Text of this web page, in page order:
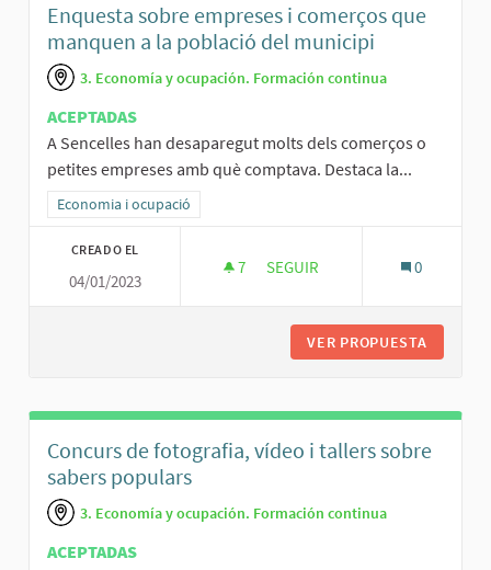
Enquesta sobre empreses i comerços que
manquen a la població del municipi
3. Economía y ocupación. Formación continua
ACEPTADAS
A Sencelles han desaparegut molts dels comerços o
petites empreses amb què comptava. Destaca la...
Resultados al filtrar por la categoría: Economia i ocupació
Economia i ocupació
CREADO EL
04/01/2023
7 7 SEGUIDORAS
SEGUIR 0
VER PROPUESTA
Concurs de fotografia, vídeo i tallers sobre
sabers populars
3. Economía y ocupación. Formación continua
ACEPTADAS